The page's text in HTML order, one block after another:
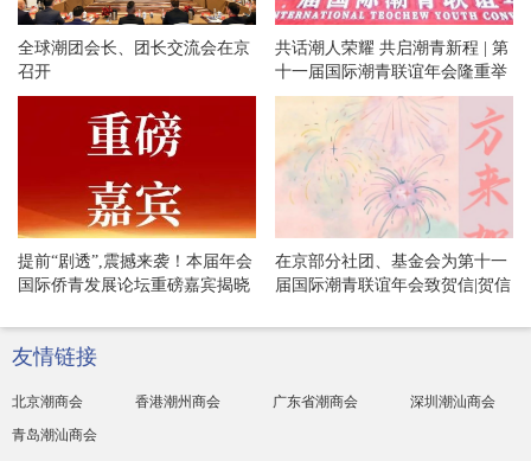
全球潮团会长、团长交流会在京
召开
共话潮人荣耀 共启潮青新程 | 第
十一届国际潮青联谊年会隆重举
办欢迎晚宴和专场文艺晚会！
提前“剧透”,震撼来袭！本届年会
国际侨青发展论坛重磅嘉宾揭晓
在京部分社团、基金会为第十一
届国际潮青联谊年会致贺信|贺信
友情链接
北京潮商会 香港潮州商会 广东省潮商会
深圳潮汕商会
青岛潮汕商会